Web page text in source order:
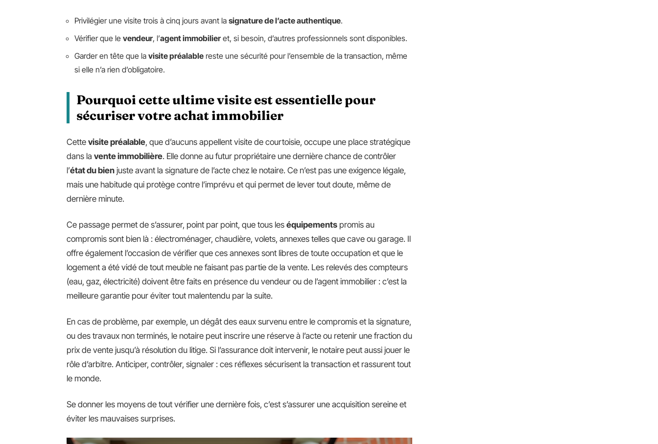
Privilégier une visite trois à cinq jours avant la signature de l’acte authentique.
Vérifier que le vendeur, l’agent immobilier et, si besoin, d’autres professionnels sont disponibles.
Garder en tête que la visite préalable reste une sécurité pour l’ensemble de la transaction, même
si elle n’a rien d’obligatoire.
Pourquoi cette ultime visite est essentielle pour
sécuriser votre achat immobilier
Cette visite préalable, que d’aucuns appellent visite de courtoisie, occupe une place stratégique
dans la vente immobilière. Elle donne au futur propriétaire une dernière chance de contrôler
l’état du bien juste avant la signature de l’acte chez le notaire. Ce n’est pas une exigence légale,
mais une habitude qui protège contre l’imprévu et qui permet de lever tout doute, même de
dernière minute.
Ce passage permet de s’assurer, point par point, que tous les équipements promis au
compromis sont bien là : électroménager, chaudière, volets, annexes telles que cave ou garage. Il
offre également l’occasion de vérifier que ces annexes sont libres de toute occupation et que le
logement a été vidé de tout meuble ne faisant pas partie de la vente. Les relevés des compteurs
(eau, gaz, électricité) doivent être faits en présence du vendeur ou de l’agent immobilier : c’est la
meilleure garantie pour éviter tout malentendu par la suite.
En cas de problème, par exemple, un dégât des eaux survenu entre le compromis et la signature,
ou des travaux non terminés, le notaire peut inscrire une réserve à l’acte ou retenir une fraction du
prix de vente jusqu’à résolution du litige. Si l’assurance doit intervenir, le notaire peut aussi jouer le
rôle d’arbitre. Anticiper, contrôler, signaler : ces réflexes sécurisent la transaction et rassurent tout
le monde.
Se donner les moyens de tout vérifier une dernière fois, c’est s’assurer une acquisition sereine et
éviter les mauvaises surprises.